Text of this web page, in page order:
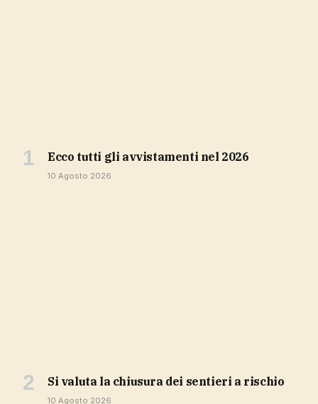
ecco tutti gli avvistamenti nel 2026
10 Agosto 2026
si valuta la chiusura dei sentieri a rischio
10 Agosto 2026